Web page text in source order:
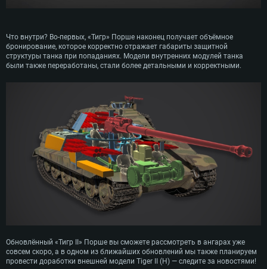
Что внутри? Во-первых, «Тигр» Порше наконец получает объёмное
бронирование, которое корректно отражает габариты защитной
структуры танка при попаданиях. Модели внутренних модулей танка
были также переработаны, стали более детальными и корректными.
Обновлённый «Тигр II» Порше вы сможете рассмотреть в ангарах уже
совсем скоро, а в одном из ближайших обновлений мы также планируем
провести доработки внешней модели Tiger II (H) — следите за новостями!